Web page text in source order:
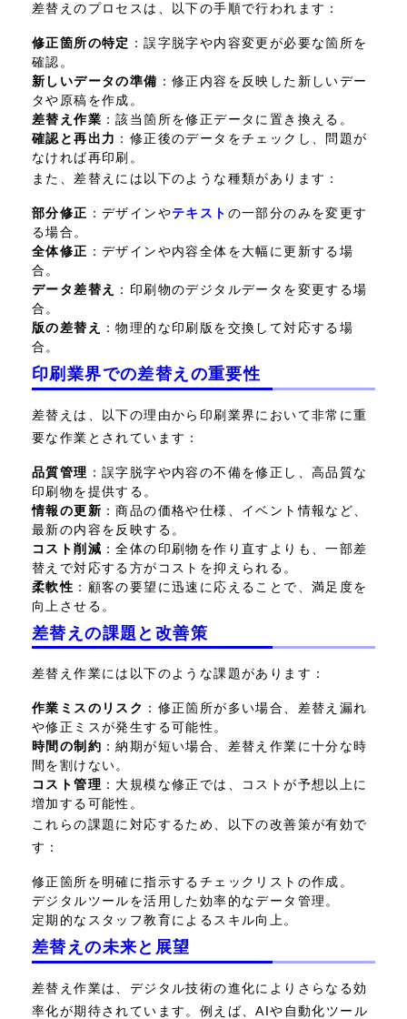
差替えのプロセスは、以下の手順で行われます：
修正箇所の特定 ：誤字脱字や内容変更が必要な箇所を
確認。
新しいデータの準備 ：修正内容を反映した新しいデー
タや原稿を作成。
差替え作業 ：該当箇所を修正データに置き換える。
確認と再出力 ：修正後のデータをチェックし、問題が
なければ再印刷。
また、差替えには以下のような種類があります：
部分修正 ：デザインやテキスト の一部分のみを変更す
る場合。
全体修正 ：デザインや内容全体を大幅に更新する場
合。
データ差替え
：印刷物のデジタルデータを変更する場
合。
版の差替え
：物理的な印刷版を交換して対応する場
合。
印刷業界での差替えの重要性
差替えは、以下の理由から印刷業界において非常に重
要な作業とされています：
品質管理 ：誤字脱字や内容の不備を修正し、高品質な
印刷物を提供する。
情報の更新 ：商品の価格や仕様、イベント情報など、
最新の内容を反映する。
コスト削減 ：全体の印刷物を作り直すよりも、一部差
替えで対応する方がコストを抑えられる。
柔軟性 ：顧客の要望に迅速に応えることで、満足度を
向上させる。
差替えの課題と改善策
差替え作業には以下のような課題があります：
作業ミスのリスク ：修正箇所が多い場合、差替え漏れ
や修正ミスが発生する可能性。
時間の制約 ：納期が短い場合、差替え作業に十分な時
間を割けない。
コスト管理 ：大規模な修正では、コストが予想以上に
増加する可能性。
これらの課題に対応するため、以下の改善策が有効で
す：
修正箇所を明確に指示するチェックリストの作成。
デジタルツールを活用した効率的なデータ管理。
定期的なスタッフ教育によるスキル向上。
差替えの未来と展望
差替え作業は、デジタル技術の進化によりさらなる効
率化が期待されています。例えば、AIや自動化ツール